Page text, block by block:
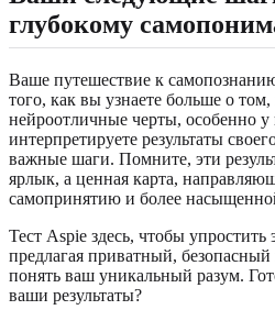
глубокому
Ваше путешествие к
того, как вы узнаете больше о
нейроотличные черты, особенно
интерпретируете результаты
важные шаги. Помните, эти
ярлык, а ценная карта,
самопринятию и более
Тест Aspie здесь, чтобы упростить
предлагая приватный,
понять ваш уникальный разум.
ваши результаты?